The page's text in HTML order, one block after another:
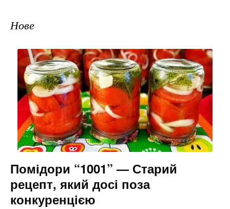
Нове
Помідори “1001” — Старий
рецепт, який досі поза
конкуренцією